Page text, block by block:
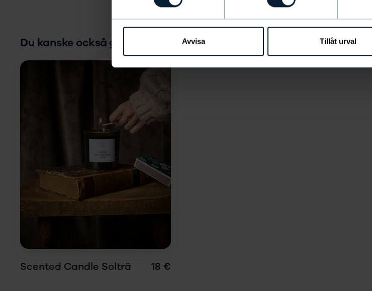
Avvisa Tillåt urval
Du kanske också gillar
Scented Candle Solträ 18 €